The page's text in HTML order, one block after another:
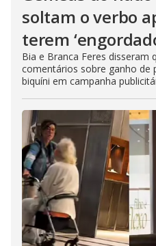
soltam o verbo
terem
Bia e Branca Feres disseram
comentários sobre ganho de
biquíni em campanha